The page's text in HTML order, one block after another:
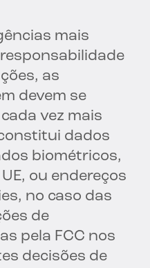
mais
as
devem se
vez mais
dados
biométricos,
ou endereços
no caso das
de
pela FCC nos
decisões de